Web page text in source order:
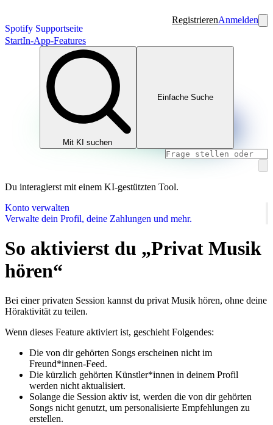
Spotify Supportseite
RegistrierenAnmelden
StartIn-App-Features
Mit KI suchen
Einfache Suche
Du interagierst mit einem KI-gestützten Tool.
Konto verwalten
Verwalte dein Profil, deine Zahlungen und mehr.
So aktivierst du „Privat Musik
hören“
Bei einer privaten Session kannst du privat Musik hören, ohne deine
Höraktivität zu teilen.
Wenn dieses Feature aktiviert ist, geschieht Folgendes:
Die von dir gehörten Songs erscheinen nicht im
Freund*innen-Feed.
Die kürzlich gehörten Künstler*innen in deinem Profil
werden nicht aktualisiert.
Solange die Session aktiv ist, werden die von dir gehörten
Songs nicht genutzt, um personalisierte Empfehlungen zu
erstellen.